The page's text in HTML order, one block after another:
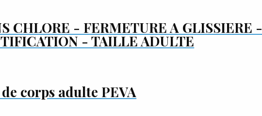
CHLORE - FERMETURE A GLISSIERE -
- TAILLE ADULTE
corps adulte PEVA